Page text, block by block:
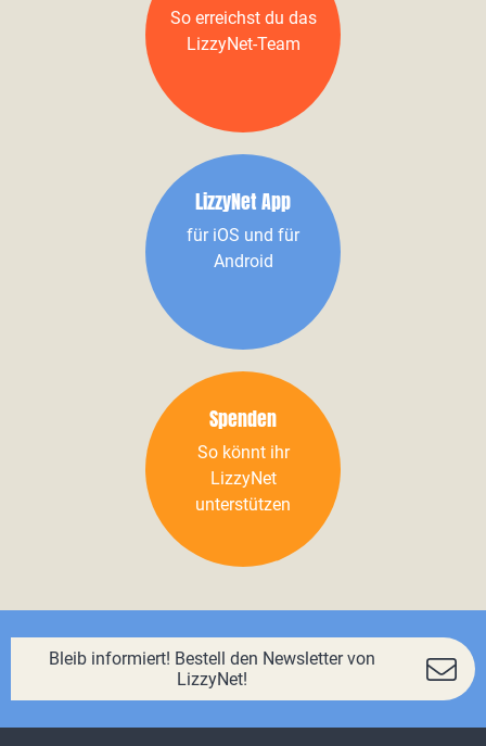
So erreichst du das
LizzyNet-Team
LizzyNet App
für iOS und für
Android
Spenden
So könnt ihr
LizzyNet
unterstützen
Bleib informiert! Bestell den Newsletter von
LizzyNet!